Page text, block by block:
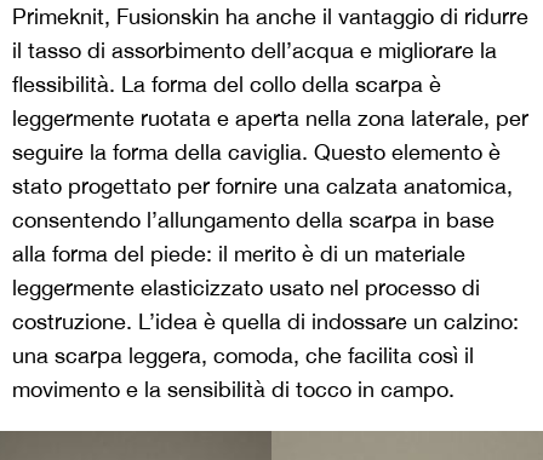
Primeknit, Fusionskin ha anche il vantaggio di ridurre
il tasso di assorbimento dell’acqua e migliorare la
flessibilità. La forma del collo della scarpa è
leggermente ruotata e aperta nella zona laterale, per
seguire la forma della caviglia. Questo elemento è
stato progettato per fornire una calzata anatomica,
consentendo l’allungamento della scarpa in base
alla forma del piede: il merito è di un materiale
leggermente elasticizzato usato nel processo di
costruzione. L’idea è quella di indossare un calzino:
una scarpa leggera, comoda, che facilita così il
movimento e la sensibilità di tocco in campo.